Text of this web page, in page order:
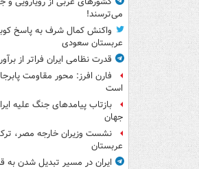
می‌ترسند!
واکنش کمال شرف به پاسخ
عربستان سعودی
قدرت نظامی ایران فراتر از
فارن افرز: محور مقاومت
است
بازتاب پیامدهای جنگ علیه
جهان
نشست وزیران خارجه مصر،
عربستان
ایران در مسیر تبدیل شدن به